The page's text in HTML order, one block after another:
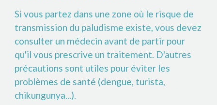
Si vous partez dans une zone où le risque de
transmission du paludisme existe, vous devez
consulter un médecin avant de partir pour
qu'il vous prescrive un traitement. D'autres
précautions sont utiles pour éviter les
problèmes de santé (dengue, turista,
chikungunya...).